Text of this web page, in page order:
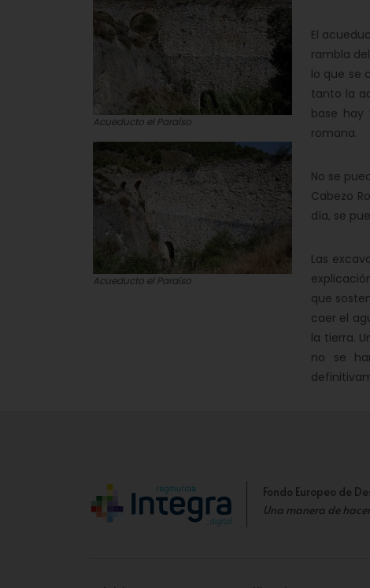
El
rambla
lo que se
tanto la
base hay
romana.
No se
Cabezo
día, se
Las
que
caer el
la tierra.
no se
Acueducto el Paraíso
Acueducto el Paraíso
Fondo Europeo de
Una manera de